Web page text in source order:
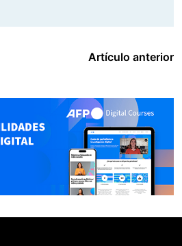
Artículo anterior